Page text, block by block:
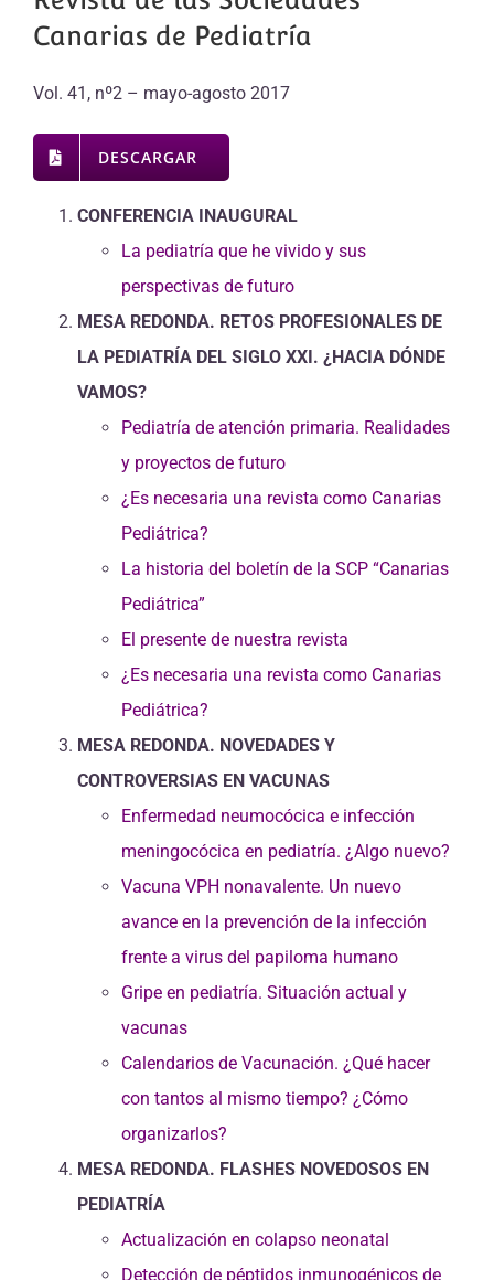
Canarias de Pediatría
Vol. 41, nº2 – mayo-agosto 2017
DESCARGAR
CONFERENCIA INAUGURAL
La pediatría que he vivido y sus
perspectivas de futuro
MESA REDONDA. RETOS PROFESIONALES DE
LA PEDIATRÍA DEL SIGLO XXI. ¿HACIA DÓNDE
VAMOS?
Pediatría de atención primaria. Realidades
y proyectos de futuro
¿Es necesaria una revista como Canarias
Pediátrica?
La historia del boletín de la SCP “Canarias
Pediátrica”
El presente de nuestra revista
¿Es necesaria una revista como Canarias
Pediátrica?
MESA REDONDA. NOVEDADES Y
CONTROVERSIAS EN VACUNAS
Enfermedad neumocócica e infección
meningocócica en pediatría. ¿Algo nuevo?
Vacuna VPH nonavalente. Un nuevo
avance en la prevención de la infección
frente a virus del papiloma humano
Gripe en pediatría. Situación actual y
vacunas
Calendarios de Vacunación. ¿Qué hacer
con tantos al mismo tiempo? ¿Cómo
organizarlos?
MESA REDONDA. FLASHES NOVEDOSOS EN
PEDIATRÍA
Actualización en colapso neonatal
Detección de péptidos inmunogénicos de